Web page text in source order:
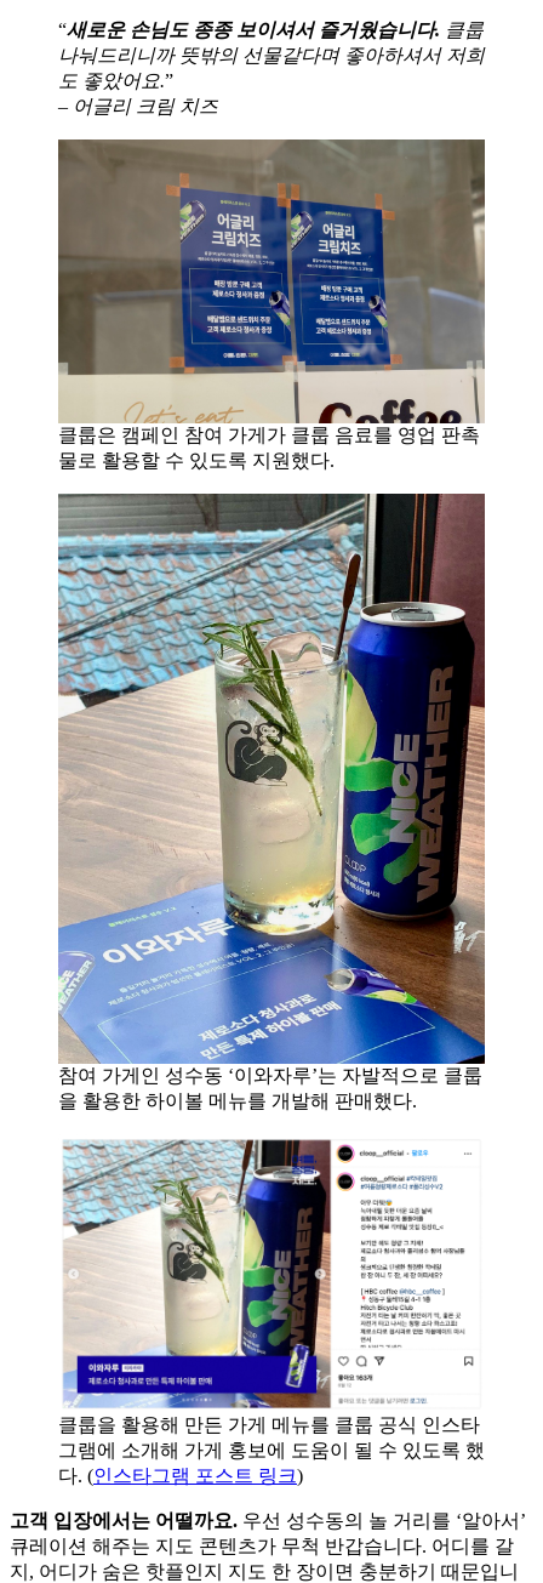
“새로운 손님도 종종 보이셔서 즐거웠습니다. 클룹
나눠드리니까 뜻밖의 선물같다며 좋아하셔서 저희
도 좋았어요.”
– 어글리 크림 치즈
클룹은 캠페인 참여 가게가 클룹 음료를 영업 판촉
물로 활용할 수 있도록 지원했다.
참여 가게인 성수동 ‘이와자루’는 자발적으로 클룹
을 활용한 하이볼 메뉴를 개발해 판매했다.
클룹을 활용해 만든 가게 메뉴를 클룹 공식 인스타
그램에 소개해 가게 홍보에 도움이 될 수 있도록 했
다. (인스타그램 포스트 링크)
고객 입장에서는 어떨까요. 우선 성수동의 놀 거리를 ‘알아서’
큐레이션 해주는 지도 콘텐츠가 무척 반갑습니다. 어디를 갈
지, 어디가 숨은 핫플인지 지도 한 장이면 충분하기 때문입니